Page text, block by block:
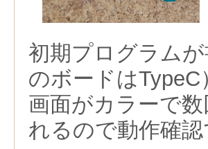
初期プログラム
のボードは
画面がカラーで
れるので動作確